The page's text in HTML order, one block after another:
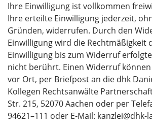
Ihre Einwilligung ist vollkommen
Ihre erteilte Einwilligung jederzeit,
Gründen, widerrufen. Durch den
Einwilligung wird die Rechtmäßigkeit
Einwilligung bis zum Widerruf
nicht berührt. Einen Widerruf können
vor Ort, per Briefpost an die dhk
Kollegen Rechtsanwälte
Str. 215, 52070 Aachen oder per
94621–111 oder E‑Mail: